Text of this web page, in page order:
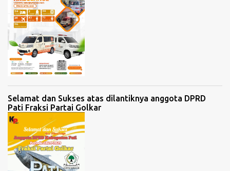
Selamat dan Sukses atas dilantiknya anggota DPRD
Pati Fraksi Partai Golkar